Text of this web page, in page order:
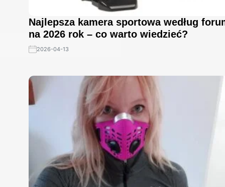
Najlepsza kamera sportowa według
na 2026 rok – co warto wiedzieć?
2026-04-13